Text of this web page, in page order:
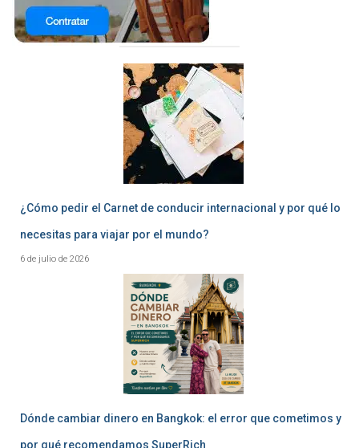
¿Cómo pedir el Carnet de conducir internacional y por qué lo
necesitas para viajar por el mundo?
6 de julio de 2026
Dónde cambiar dinero en Bangkok: el error que cometimos y
por qué recomendamos SuperRich